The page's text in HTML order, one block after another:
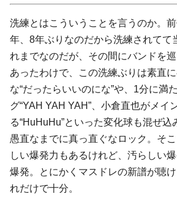
洗練とはこういうことを言うのか。
年、8年ぶりなのだから洗練されてて
れまでなのだが、その間にバンドを
あったわけで、この洗練ぶりは素直
な“だったらいいのにな”や、1分に満
グ“YAH YAH YAH”、小倉直也がメイ
る“HuHuHu”といった変化球も混ぜ込
愚直なまでに真っ直ぐなロック。そ
しい爆発力もあるけれど、汚らしい
爆発。とにかくマスドレの新譜が聴
れだけで十分。